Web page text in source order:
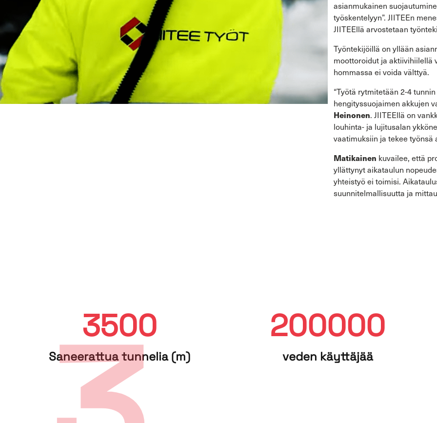
asianmukainen
työskentelyyn”. JIITEEn
JIITEEllä arvostetaan
Työntekijöillä on yllään
moottoroidut ja aktiivihiilellä
hommassa ei voida välttyä.
“Työtä rytmitetään 2-4
hengityssuojaimen akkujen
Heinonen. JIITEEllä on
louhinta- ja lujitusalan
vaatimuksiin ja tekee
Matikainen kuvailee, että
yllättynyt aikataulun
yhteistyö ei toimisi.
suunnitelmallisuutta ja
3500
Sa­nee­rat­tua tun­ne­lia (m)
200000
veden käyt­tä­jää